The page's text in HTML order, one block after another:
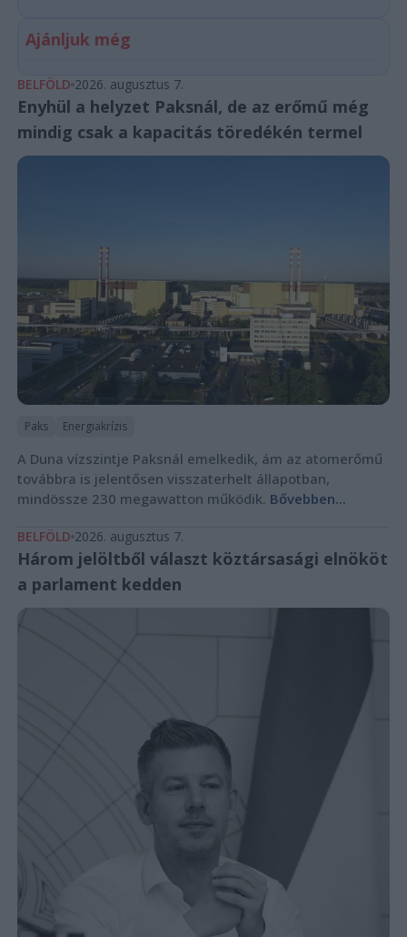
Ajánljuk még
BELFÖLD 2026. augusztus 7.
Enyhül a helyzet Paksnál, de az erőmű még
mindig csak a kapacitás töredékén termel
Paks Energiakrízis
A Duna vízszintje Paksnál emelkedik, ám az atomerőmű
továbbra is jelentősen visszaterhelt állapotban,
mindössze 230 megawatton működik. Bővebben...
BELFÖLD 2026. augusztus 7.
Három jelöltből választ köztársasági elnököt
a parlament kedden